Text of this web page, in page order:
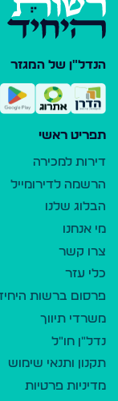
הנדל"ן של המגזר
תפריט ראשי
דירות למכירה
הרשמה לדירומייל
הבלוג שלנו
מי אנחנו
צרו קשר
כלי עזר
פרסום ברשות
משרדי תיווך
נדל"ן חו"ל
תקנון ותנאי שימוש
מדיניות פרטיות